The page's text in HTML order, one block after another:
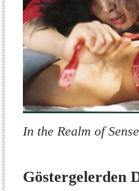
In the Realm of
Göstergelerden